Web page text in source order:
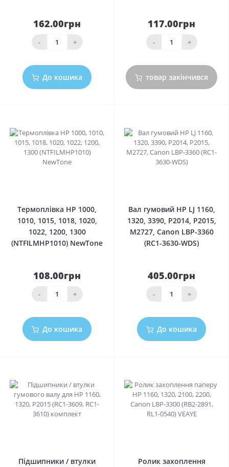
162.00грн
- +
До кошика
117.00грн
- +
товар закінчився
Термоплівка HP 1000,
1010, 1015, 1018, 1020,
1022, 1200, 1300
(NTFILMHP1010) NewTone
108.00грн
- +
До кошика
Вал гумовий HP LJ 1160,
1320, 3390, P2014, P2015,
M2727, Canon LBP-3360
(RC1-3630-WDS)
405.00грн
- +
До кошика
Підшипники / втулки
Ролик захоплення